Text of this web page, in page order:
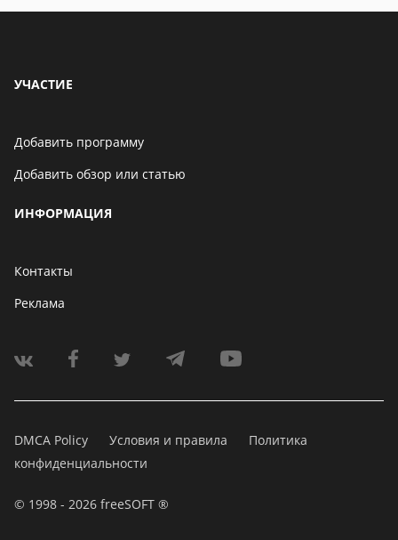
УЧАСТИЕ
Добавить программу
Добавить обзор или статью
ИНФОРМАЦИЯ
Контакты
Реклама
DMCA Policy Условия и правила
Политика
конфиденциальности
© 1998 - 2026 freeSOFT ®